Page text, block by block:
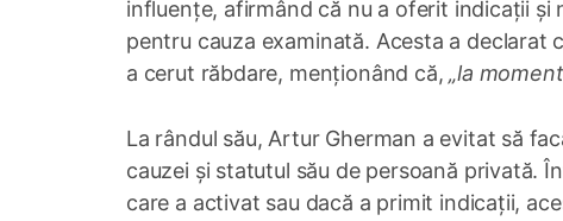
influențe, afirmând că nu a oferit indicații
pentru cauza examinată. Acesta a
a cerut răbdare, menționând că,„la
La rândul său, Artur Gherman a evitat să
cauzei și statutul său de persoană privată.
care a activat sau dacă a primit indicații,